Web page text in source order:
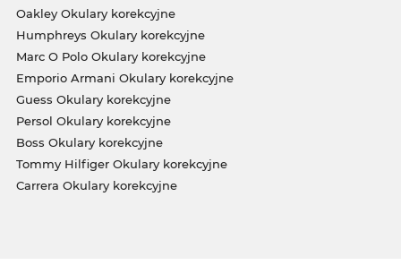
Oakley Okulary korekcyjne
Humphreys Okulary korekcyjne
Marc O Polo Okulary korekcyjne
Emporio Armani Okulary korekcyjne
Guess Okulary korekcyjne
Persol Okulary korekcyjne
Boss Okulary korekcyjne
Tommy Hilfiger Okulary korekcyjne
Carrera Okulary korekcyjne